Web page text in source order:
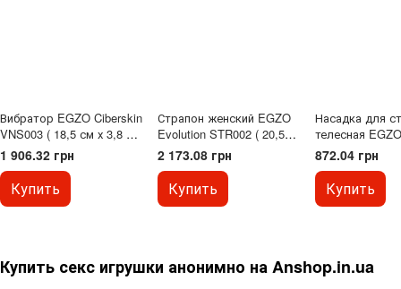
Вибратор EGZO Ciberskin
VNS003 ( 18,5 см х 3,8 см
)1 906.32 грн
Купить
Страпон женский EGZO
Evolution STR002 ( 20,5
см х 4,5 см )
2 173.08 грн
Купить
Насадка для
телесная
NSTR18 ( 17,5
)
872.04 грн
Купить
Купить секс игрушки анонимно на Anshop.in.ua